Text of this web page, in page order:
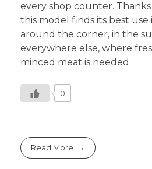
every shop counter.
this model finds its best
around the corner, in the
everywhere else, where
minced meat is needed.
0
Read More